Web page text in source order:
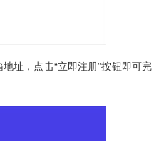
址，点击“立即注册”按钮即可完